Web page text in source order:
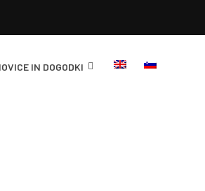
IN DOGODKI